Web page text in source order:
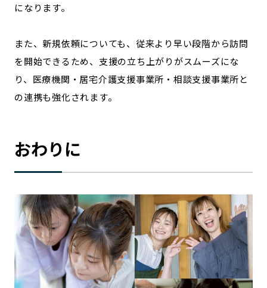
になります。
また、新規依頼についても、従来より早い段階から訪問
を開始できるため、支援の立ち上がりがスムーズにな
り、医療機関・居宅介護支援事業所・相談支援事業所と
の連携も強化されます。
おわりに